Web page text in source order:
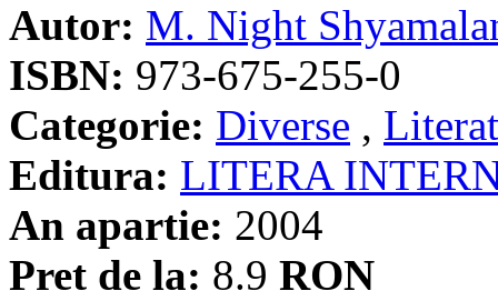
Autor: M. Night
ISBN: 973-675-255-0
Categorie: Diverse ,
Editura: LITERA
An apartie: 2004
Pret de la: 8.9 RON